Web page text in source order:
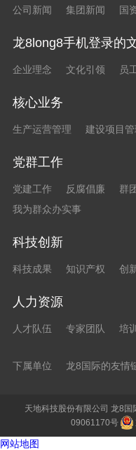
公司新闻 集团新闻 国
龙8long8手机登录的
企业理念 文化引领 员
核心业务
生产运营管理 建设项目管
党群工作
党建工作 反腐倡廉 群
我为群众办实事
科技创新
科技成果 知识产权 创
人力资源
人才队伍 专家团队 培
下属单位 龙8国际的友情
天地科技股份有限公司 龙8
09061170号
网站地图